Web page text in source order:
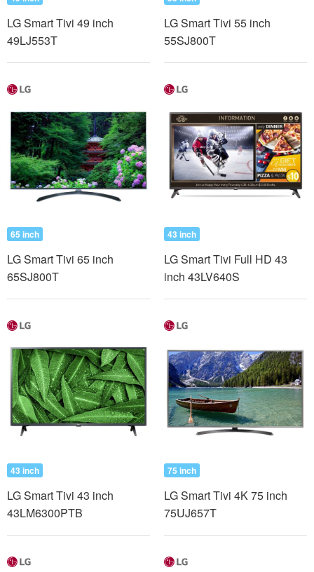
LG Smart Tivi 49 inch
49LJ553T
LG Smart Tivi 55 inch
55SJ800T
65 inch
LG Smart Tivi 65 inch
65SJ800T
43 inch
LG Smart Tivi Full HD 43
inch 43LV640S
43 inch
LG Smart Tivi 43 inch
43LM6300PTB
75 inch
LG Smart Tivi 4K 75 inch
75UJ657T